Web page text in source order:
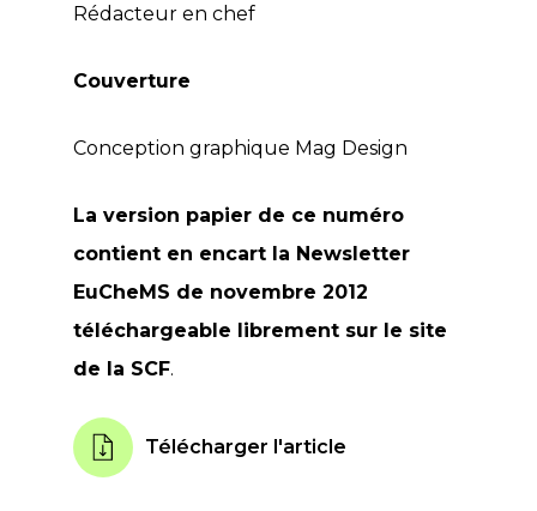
Rédacteur en chef
Couverture
Conception graphique Mag Design
La version papier de ce numéro
contient en encart la Newsletter
EuCheMS de novembre 2012
téléchargeable librement sur le site
de la SCF.
Télécharger l'article